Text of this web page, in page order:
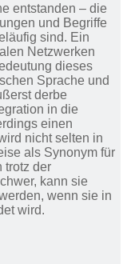
entstanden – die
und Begriffe
sind. Ein
Netzwerken
dieses
Sprache und
derbe
in die
einen
nicht selten in
als Synonym für
trotz der
kann sie
wenn sie in
wird.